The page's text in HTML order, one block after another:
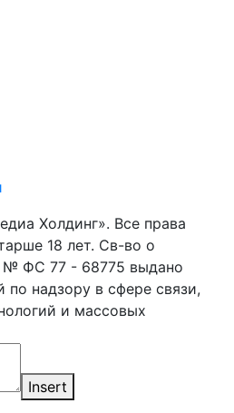
Холдинг». Все права
18 лет. Св-во о
ФС 77 - 68775 выдано
надзору в сфере связи,
и массовых
Insert